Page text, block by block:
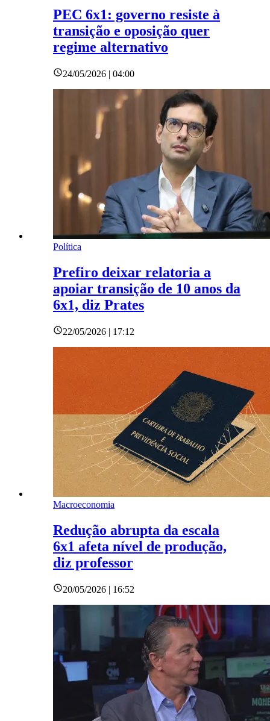
PEC 6x1: governo resiste à
transição e oposição quer
regime alternativo
24/05/2026 | 04:00
Política
Prefiro deixar relatoria a
apoiar transição de 10 anos da
6x1, diz Prates
22/05/2026 | 17:12
Macroeconomia
Redução abrupta da escala
6x1 afeta nível de produção,
diz professor
20/05/2026 | 16:52